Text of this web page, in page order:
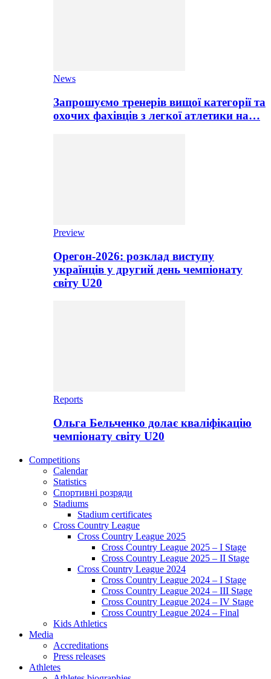
News
Запрошуємо тренерів вищої категорії та
охочих фахівців з легкої атлетики на…
Preview
Орегон-2026: розклад виступу
українців у другий день чемпіонату
світу U20
Reports
Ольга Бельченко долає кваліфікацію
чемпіонату світу U20
Competitions
Calendar
Statistics
Спортивні розряди
Stadiums
Stadium certificates
Cross Country League
Cross Country League 2025
Cross Country League 2025 – I Stage
Cross Country League 2025 – II Stage
Cross Country League 2024
Cross Country League 2024 – I Stage
Cross Country League 2024 – III Stage
Cross Country League 2024 – IV Stage
Cross Country League 2024 – Final
Kids Athletics
Media
Accreditations
Press releases
Athletes